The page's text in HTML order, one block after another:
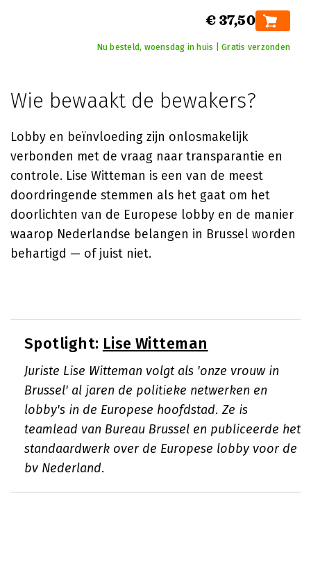
€ 37,50
Nu besteld, woensdag in huis | Gratis verzonden
Wie bewaakt de bewakers?
Lobby en beïnvloeding zijn onlosmakelijk
verbonden met de vraag naar transparantie en
controle. Lise Witteman is een van de meest
doordringende stemmen als het gaat om het
doorlichten van de Europese lobby en de manier
waarop Nederlandse belangen in Brussel worden
behartigd — of juist niet.
Spotlight: Lise Witteman
Juriste Lise Witteman volgt als 'onze vrouw in
Brussel' al jaren de politieke netwerken en
lobby's in de Europese hoofdstad. Ze is
teamlead van Bureau Brussel en publiceerde het
standaardwerk over de Europese lobby voor de
bv Nederland.